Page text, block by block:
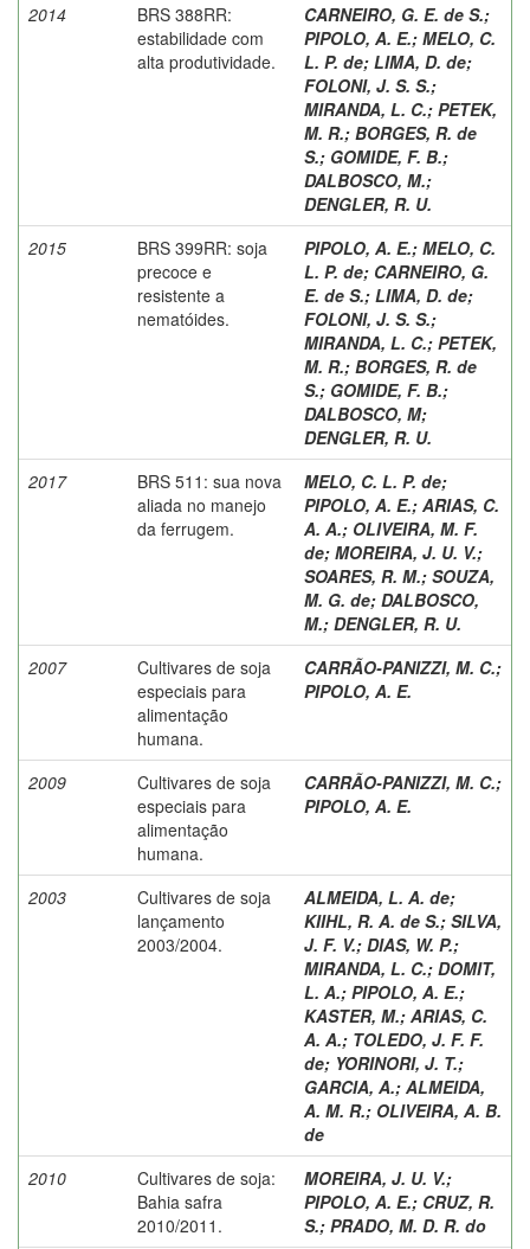
2014
BRS 388RR:
estabilidade com
alta produtividade.
CARNEIRO, G. E. de S.;
PIPOLO, A. E.; MELO, C.
L. P. de; LIMA, D. de;
FOLONI, J. S. S.;
MIRANDA, L. C.; PETEK,
M. R.; BORGES, R. de
S.; GOMIDE, F. B.;
DALBOSCO, M.;
DENGLER, R. U.
2015
BRS 399RR: soja
precoce e
resistente a
nematóides.
PIPOLO, A. E.; MELO, C.
L. P. de; CARNEIRO, G.
E. de S.; LIMA, D. de;
FOLONI, J. S. S.;
MIRANDA, L. C.; PETEK,
M. R.; BORGES, R. de
S.; GOMIDE, F. B.;
DALBOSCO, M;
DENGLER, R. U.
2017
BRS 511: sua nova
aliada no manejo
da ferrugem.
MELO, C. L. P. de;
PIPOLO, A. E.; ARIAS, C.
A. A.; OLIVEIRA, M. F.
de; MOREIRA, J. U. V.;
SOARES, R. M.; SOUZA,
M. G. de; DALBOSCO,
M.; DENGLER, R. U.
2007
Cultivares de soja
especiais para
alimentação
humana.
CARRÃO-PANIZZI, M. C.;
PIPOLO, A. E.
2009
Cultivares de soja
especiais para
alimentação
humana.
CARRÃO-PANIZZI, M. C.;
PIPOLO, A. E.
2003
Cultivares de soja
lançamento
2003/2004.
ALMEIDA, L. A. de;
KIIHL, R. A. de S.; SILVA,
J. F. V.; DIAS, W. P.;
MIRANDA, L. C.; DOMIT,
L. A.; PIPOLO, A. E.;
KASTER, M.; ARIAS, C.
A. A.; TOLEDO, J. F. F.
de; YORINORI, J. T.;
GARCIA, A.; ALMEIDA,
A. M. R.; OLIVEIRA, A. B.
de
2010
Cultivares de soja:
Bahia safra
2010/2011.
MOREIRA, J. U. V.;
PIPOLO, A. E.; CRUZ, R.
S.; PRADO, M. D. R. do